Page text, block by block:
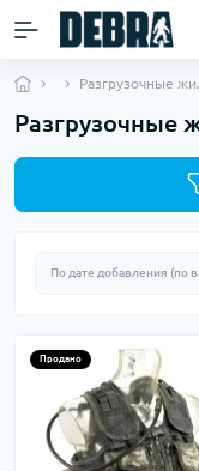
Разгрузочные
Разгрузочные
Продано